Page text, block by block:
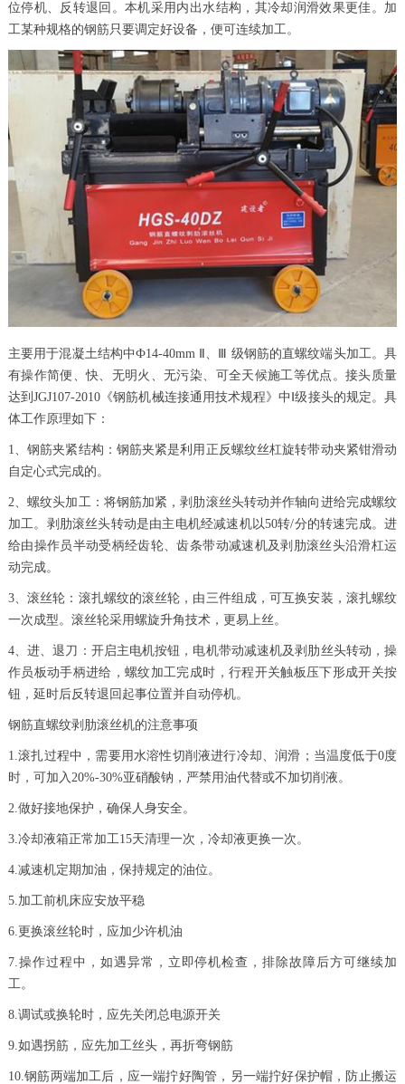
位停机、反转退回。本机采用内出水结构，其冷却润滑效果更佳。加
工某种规格的钢筋只要调定好设备，便可连续加工。
主要用于混凝土结构中Ф14-40mm Ⅱ、Ⅲ 级钢筋的直螺纹端头加工。具
有操作简便、快、无明火、无污染、可全天候施工等优点。接头质量
达到JGJ107-2010《钢筋机械连接通用技术规程》中Ⅰ级接头的规定。具
体工作原理如下：
1、钢筋夹紧结构：钢筋夹紧是利用正反螺纹丝杠旋转带动夹紧钳滑动
自定心式完成的。
2、螺纹头加工：将钢筋加紧，剥肋滚丝头转动并作轴向进给完成螺纹
加工。剥肋滚丝头转动是由主电机经减速机以50转/分的转速完成。进
给由操作员半动受柄经齿轮、齿条带动减速机及剥肋滚丝头沿滑杠运
动完成。
3、滚丝轮：滚扎螺纹的滚丝轮，由三件组成，可互换安装，滚扎螺纹
一次成型。滚丝轮采用螺旋升角技术，更易上丝。
4、进、退刀：开启主电机按钮，电机带动减速机及剥肋丝头转动，操
作员板动手柄进给，螺纹加工完成时，行程开关触板压下形成开关按
钮，延时后反转退回起事位置并自动停机。
钢筋直螺纹剥肋滚丝机的注意事项
1.滚扎过程中，需要用水溶性切削液进行冷却、润滑；当温度低于0度
时，可加入20%-30%亚硝酸钠，严禁用油代替或不加切削液。
2.做好接地保护，确保人身安全。
3.冷却液箱正常加工15天清理一次，冷却液更换一次。
4.减速机定期加油，保持规定的油位。
5.加工前机床应安放平稳
6.更换滚丝轮时，应加少许机油
7.操作过程中，如遇异常，立即停机检查，排除故障后方可继续加
工。
8.调试或换轮时，应先关闭总电源开关
9.如遇拐筋，应先加工丝头，再折弯钢筋
10.钢筋两端加工后，应一端拧好陶管，另一端拧好保护帽，防止搬运